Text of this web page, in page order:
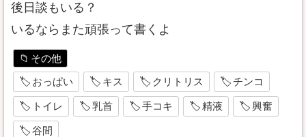
後日談もいる？
いるならまた頑張って書くよ
その他
おっぱい
キス クリトリス チンコ
トイレ 乳首 手コキ 精液 興奮
谷間